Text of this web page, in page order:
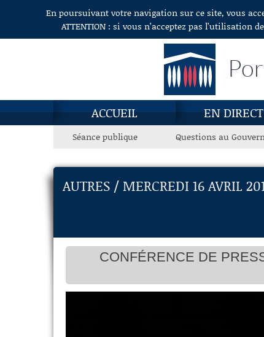
Aller au contenuEn poursuivant votre navigation sur ce site, vous
ATTENTION : si vous n’acceptez pas l’utilisation
ACCUEIL EN DIRECT
Séance publique Questions au
AUTRES / MERCREDI 16 AVRIL
CONFÉRENCE DE